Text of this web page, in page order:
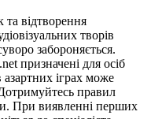
та відтворення
творів
забороняється.
призначені для осіб
іграх може
правил
При виявленні перших